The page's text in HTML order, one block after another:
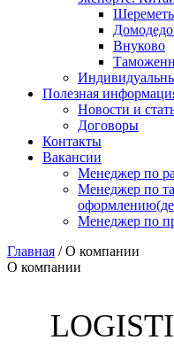
Внуково
Полезная
Новости и
Договоры
Контакты
Вакансии
Менеджер по
Менеджер по
Менеджер по
Главная /О компании
О компании